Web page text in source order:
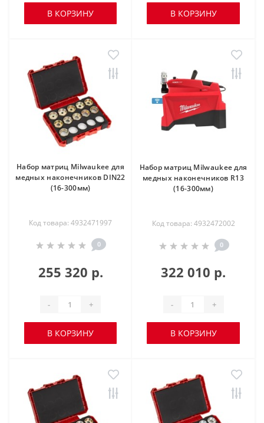
В КОРЗИНУ В КОРЗИНУ
Набор матриц Milwaukee для
медных наконечников DIN22
(16-300мм)
Код товара: 4932471997
0
255 320 р.
- +
В КОРЗИНУ
Набор матриц Milwaukee для
медных наконечников R13
(16-300мм)
Код товара: 4932472002
0
322 010 р.
- +
В КОРЗИНУ